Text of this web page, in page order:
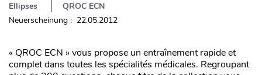
Ellipses
QROC ECN
Neuerscheinung : 22.05.2012
« QROC ECN » vous propose un entraînement rapide et
complet dans toutes les spécialités médicales. Regroupant